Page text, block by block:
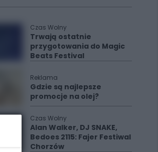
Czas Wolny
Trwają ostatnie
przygotowania do Magic
Beats Festival
Reklama
Gdzie są najlepsze
promocje na olej?
Czas Wolny
Alan Walker, DJ SNAKE,
Bedoes 2115: Fajer Festiwal
Chorzów